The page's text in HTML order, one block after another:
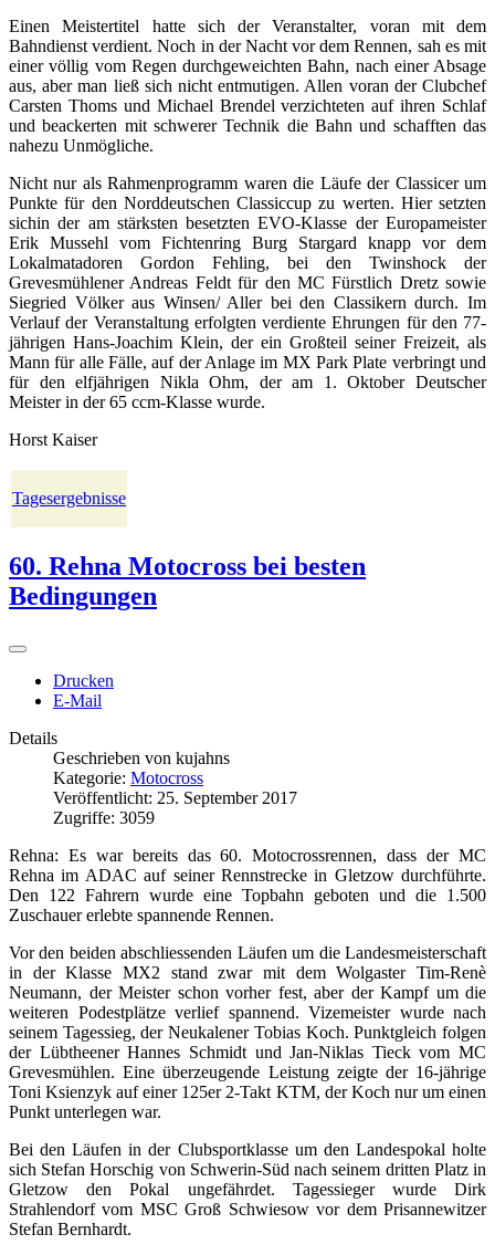
Einen Meistertitel hatte sich der Veranstalter, voran mit dem
Bahndienst verdient. Noch in der Nacht vor dem Rennen, sah es mit
einer völlig vom Regen durchgeweichten Bahn, nach einer Absage
aus, aber man ließ sich nicht entmutigen. Allen voran der Clubchef
Carsten Thoms und Michael Brendel verzichteten auf ihren Schlaf
und beackerten mit schwerer Technik die Bahn und schafften das
nahezu Unmögliche.
Nicht nur als Rahmenprogramm waren die Läufe der Classicer um
Punkte für den Norddeutschen Classiccup zu werten. Hier setzten
sichin der am stärksten besetzten EVO-Klasse der Europameister
Erik Mussehl vom Fichtenring Burg Stargard knapp vor dem
Lokalmatadoren Gordon Fehling, bei den Twinshock der
Grevesmühlener Andreas Feldt für den MC Fürstlich Dretz sowie
Siegried Völker aus Winsen/ Aller bei den Classikern durch. Im
Verlauf der Veranstaltung erfolgten verdiente Ehrungen für den 77-
jährigen Hans-Joachim Klein, der ein Großteil seiner Freizeit, als
Mann für alle Fälle, auf der Anlage im MX Park Plate verbringt und
für den elfjährigen Nikla Ohm, der am 1. Oktober Deutscher
Meister in der 65 ccm-Klasse wurde.
Horst Kaiser
Tagesergebnisse
60. Rehna Motocross bei besten
Bedingungen
Drucken
E-Mail
Details
Geschrieben von kujahns
Kategorie: Motocross
Veröffentlicht: 25. September 2017
Zugriffe: 3059
Rehna: Es war bereits das 60. Motocrossrennen, dass der MC
Rehna im ADAC auf seiner Rennstrecke in Gletzow durchführte.
Den 122 Fahrern wurde eine Topbahn geboten und die 1.500
Zuschauer erlebte spannende Rennen.
Vor den beiden abschliessenden Läufen um die Landesmeisterschaft
in der Klasse MX2 stand zwar mit dem Wolgaster Tim-Renè
Neumann, der Meister schon vorher fest, aber der Kampf um die
weiteren Podestplätze verlief spannend. Vizemeister wurde nach
seinem Tagessieg, der Neukalener Tobias Koch. Punktgleich folgen
der Lübtheener Hannes Schmidt und Jan-Niklas Tieck vom MC
Grevesmühlen. Eine überzeugende Leistung zeigte der 16-jährige
Toni Ksienzyk auf einer 125er 2-Takt KTM, der Koch nur um einen
Punkt unterlegen war.
Bei den Läufen in der Clubsportklasse um den Landespokal holte
sich Stefan Horschig von Schwerin-Süd nach seinem dritten Platz in
Gletzow den Pokal ungefährdet. Tagessieger wurde Dirk
Strahlendorf vom MSC Groß Schwiesow vor dem Prisannewitzer
Stefan Bernhardt.